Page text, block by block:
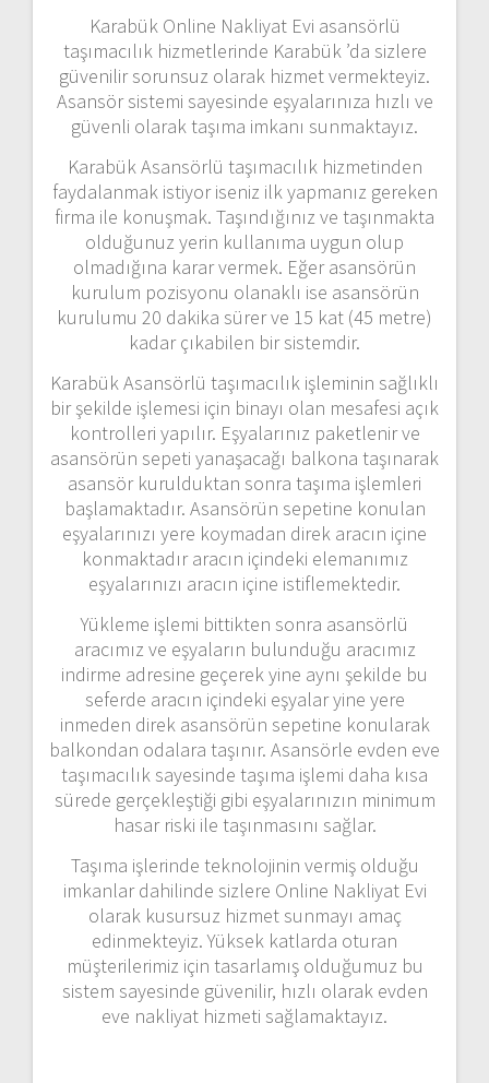
Karabük Online Nakliyat Evi asansörlü
taşımacılık hizmetlerinde Karabük ’da sizlere
güvenilir sorunsuz olarak hizmet vermekteyiz.
Asansör sistemi sayesinde eşyalarınıza hızlı ve
güvenli olarak taşıma imkanı sunmaktayız.
Karabük Asansörlü taşımacılık hizmetinden
faydalanmak istiyor iseniz ilk yapmanız gereken
firma ile konuşmak. Taşındığınız ve taşınmakta
olduğunuz yerin kullanıma uygun olup
olmadığına karar vermek. Eğer asansörün
kurulum pozisyonu olanaklı ise asansörün
kurulumu 20 dakika sürer ve 15 kat (45 metre)
kadar çıkabilen bir sistemdir.
Karabük Asansörlü taşımacılık işleminin sağlıklı
bir şekilde işlemesi için binayı olan mesafesi açık
kontrolleri yapılır. Eşyalarınız paketlenir ve
asansörün sepeti yanaşacağı balkona taşınarak
asansör kurulduktan sonra taşıma işlemleri
başlamaktadır. Asansörün sepetine konulan
eşyalarınızı yere koymadan direk aracın içine
konmaktadır aracın içindeki elemanımız
eşyalarınızı aracın içine istiflemektedir.
Yükleme işlemi bittikten sonra asansörlü
aracımız ve eşyaların bulunduğu aracımız
indirme adresine geçerek yine aynı şekilde bu
seferde aracın içindeki eşyalar yine yere
inmeden direk asansörün sepetine konularak
balkondan odalara taşınır. Asansörle evden eve
taşımacılık sayesinde taşıma işlemi daha kısa
sürede gerçekleştiği gibi eşyalarınızın minimum
hasar riski ile taşınmasını sağlar.
Taşıma işlerinde teknolojinin vermiş olduğu
imkanlar dahilinde sizlere Online Nakliyat Evi
olarak kusursuz hizmet sunmayı amaç
edinmekteyiz. Yüksek katlarda oturan
müşterilerimiz için tasarlamış olduğumuz bu
sistem sayesinde güvenilir, hızlı olarak evden
eve nakliyat hizmeti sağlamaktayız.